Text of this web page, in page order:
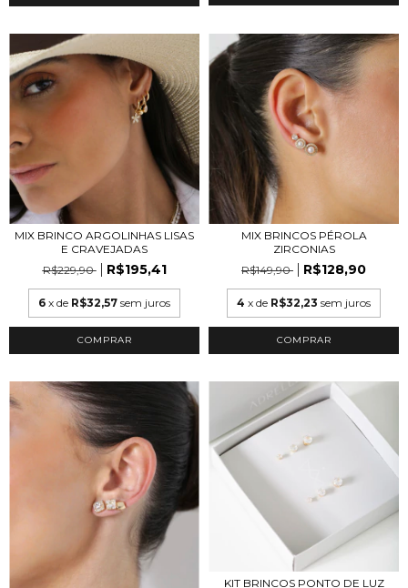
MIX BRINCO ARGOLINHAS LISAS
E CRAVEJADAS
R$229,90
R$195,41
6 x de R$32,57 sem juros
COMPRAR
MIX BRINCOS PÉROLA
ZIRCONIAS
R$149,90
R$128,90
4 x de R$32,23 sem juros
COMPRAR
KIT BRINCOS PONTO DE LUZ